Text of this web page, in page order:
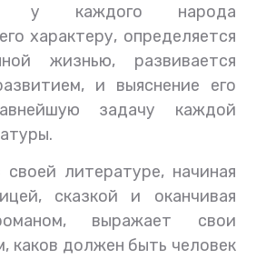
у каждого народа
характеру, определяется
жизнью, развивается
и выяснение его
задачу каждой
литературе, начиная
сказкой и оканчивая
выражает свои
каков должен быть человек